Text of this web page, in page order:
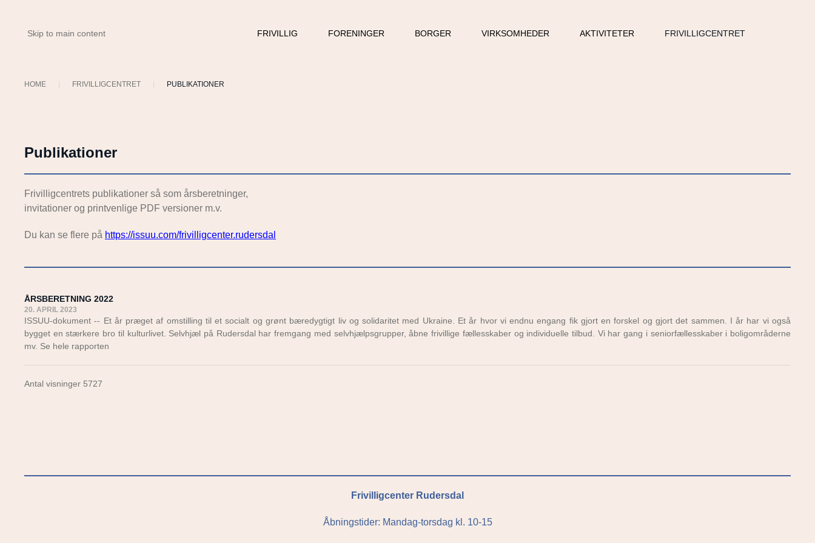
Skip to main content FRIVILLIG FORENINGER BORGER VIRKSOMHEDER AKTIVITETER FRIVILLIGCENTRET
HOME FRIVILLIGCENTRET PUBLIKATIONER
Publikationer
Frivilligcentrets publikationer så som årsberetninger,
invitationer og printvenlige PDF versioner m.v.
Du kan se flere på https://issuu.com/frivilligcenter.rudersdal
ÅRSBERETNING 2022
20. APRIL 2023
ISSUU-dokument -- Et år præget af omstilling til et socialt og grønt bæredygtigt liv og solidaritet med Ukraine. Et år hvor vi endnu engang fik gjort en forskel og gjort det sammen. I år har vi også
bygget en stærkere bro til kulturlivet. Selvhjæl på Rudersdal har fremgang med selvhjælpsgrupper, åbne frivillige fællesskaber og individuelle tilbud. Vi har gang i seniorfællesskaber i boligområderne
mv. Se hele rapporten
Antal visninger 5727
Frivilligcenter Rudersdal
Åbningstider: Mandag-torsdag kl. 10-15